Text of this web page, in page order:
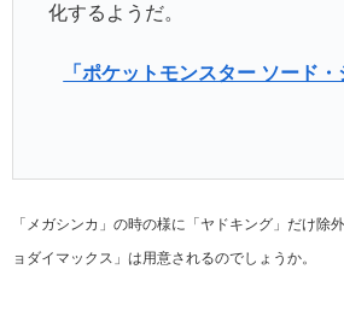
化するようだ。
「ポケットモンスター ソード
「メガシンカ」の時の様に「ヤドキング」だけ除
ョダイマックス」は用意されるのでしょうか。